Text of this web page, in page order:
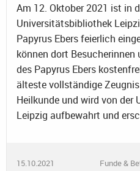
Am 12. Oktober 2021 ist in
Universitätsbibliothek
Papyrus Ebers feierlich
können dort Besucherinnen
des Papyrus Ebers
älteste vollständige
Heilkunde und wird von
Leipzig aufbewahrt und
15.10.2021 Funde &